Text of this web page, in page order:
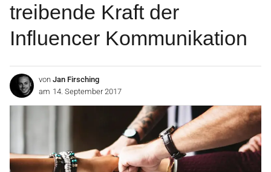
treibende Kraft der
Influencer Kommunikation
von Jan Firsching
am 14. September 2017